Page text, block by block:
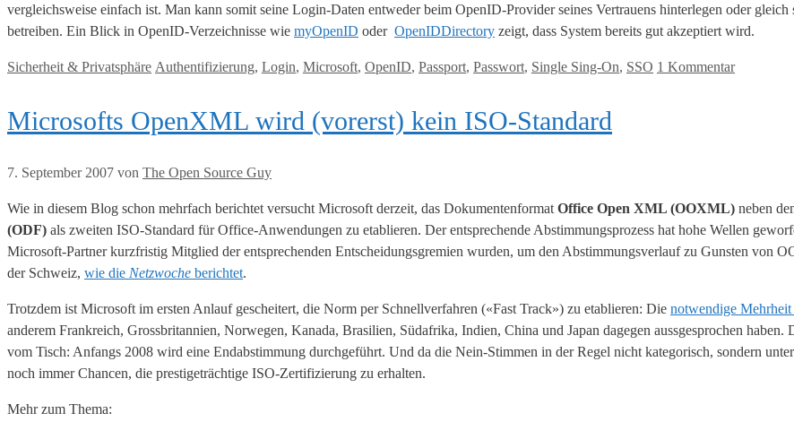
vergleichsweise einfach ist. Man kann somit seine Login-Daten entweder beim OpenID-Provider seines Vertrauens hinterlegen oder
betreiben. Ein Blick in OpenID-Verzeichnisse wie myOpenID oder OpenIDDirectory zeigt, dass System bereits gut akzeptiert wird.
Kategorien
Sicherheit & Privatsphäre Tags
Authentifizierung, Login, Microsoft, OpenID, Passport, Passwort, Single Sing-On, SSO 1 Kommentar
Microsofts OpenXML wird (vorerst) kein ISO-Standard
7. September 2007 von The Open Source Guy
Wie in diesem Blog schon mehrfach berichtet versucht Microsoft derzeit, das Dokumentenformat Office Open XML (OOXML) neben
(ODF) als zweiten ISO-Standard für Office-Anwendungen zu etablieren. Der entsprechende Abstimmungsprozess hat hohe Wellen
Microsoft-Partner kurzfristig Mitglied der entsprechenden Entscheidungsgremien wurden, um den Abstimmungsverlauf zu Gunsten von
der Schweiz, wie die Netzwoche berichtet.
Trotzdem ist Microsoft im ersten Anlauf gescheitert, die Norm per Schnellverfahren («Fast Track») zu etablieren: Die notwendige
anderem Frankreich, Grossbritannien, Norwegen, Kanada, Brasilien, Südafrika, Indien, China und Japan dagegen aussgesprochen haben.
vom Tisch: Anfangs 2008 wird eine Endabstimmung durchgeführt. Und da die Nein-Stimmen in der Regel nicht kategorisch, sondern
noch immer Chancen, die prestigeträchtige ISO-Zertifizierung zu erhalten.
Mehr zum Thema: